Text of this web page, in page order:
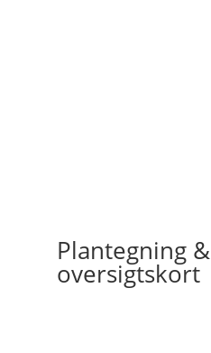
Plantegning &
oversigtskort